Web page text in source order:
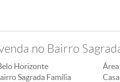
no Bairro
Horizonte
Sagrada Família